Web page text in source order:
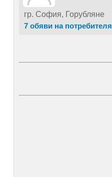
гр. София, Горубляне
7 обяви на потребителя